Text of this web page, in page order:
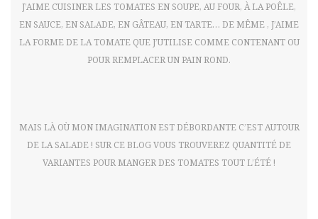
J’AIME CUISINER LES TOMATES EN SOUPE, AU FOUR, À LA POÊLE,
EN SAUCE, EN SALADE, EN GÂTEAU, EN TARTE… DE MÊME , J’AIME
LA FORME DE LA TOMATE QUE J’UTILISE COMME CONTENANT OU
POUR REMPLACER UN PAIN ROND.
MAIS LÀ OÙ MON IMAGINATION EST DÉBORDANTE C’EST AUTOUR
DE LA SALADE ! SUR CE BLOG VOUS TROUVEREZ QUANTITÉ DE
VARIANTES POUR MANGER DES TOMATES TOUT L’ÉTÉ !